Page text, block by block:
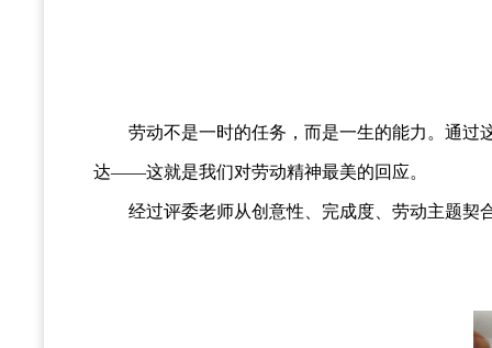
劳动不是一时的任务，而是一生的能力。通过这
达——这就是我们对劳动精神最美的回应。
经过评委老师从创意性、完成度、劳动主题契